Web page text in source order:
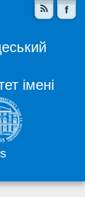
імені